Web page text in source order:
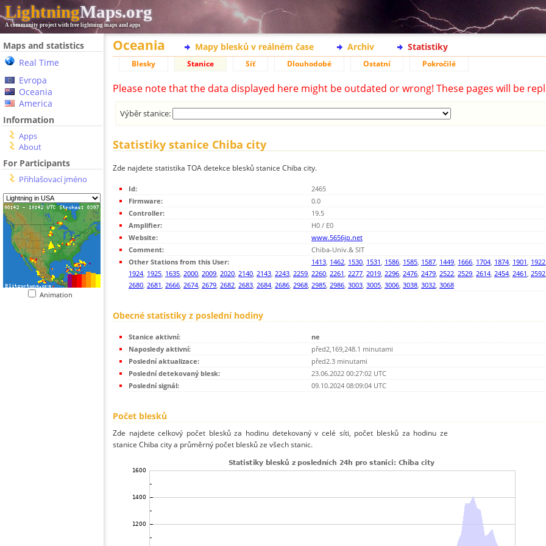
LightningMaps.org
A community project with free lightning maps and apps
Maps and statistics
Real Time
Evropa
Oceania
America
Information
Apps
About
For Participants
Přihlašovací jméno
Animation
Oceania Mapy blesků v reálném čase Archiv Statistiky
Blesky Stanice Síť Dlouhodobé Ostatní Pokročilé
Please note that the data displayed here might be outdated or wrong! These pages will be
Výběr stanice:
Statistiky stanice Chiba city
Zde najdete statistika TOA detekce blesků stanice Chiba city.
Id:
2465
Firmware:
0.0
Controller:
19.5
Amplifier:
H0 / E0
Website:
www.5656jp.net
Comment:
Chiba-Univ.& SIT
Other Stations from this User:
1413, 1462, 1530, 1531, 1586, 1585, 1587, 1449, 1666, 1704, 1874, 1901, 1922
1924, 1925, 1635, 2000, 2009, 2020, 2140, 2143, 2243, 2259, 2260, 2261, 2277, 2019, 2296, 2476, 2479, 2522, 2529, 2614, 2454, 2461, 2592
2680, 2681, 2666, 2674, 2679, 2682, 2683, 2684, 2686, 2968, 2985, 2986, 3003, 3005, 3006, 3038, 3032, 3068
Obecné statistiky z poslední hodiny
Stanice aktivní:
ne
Naposledy aktivní:
před2,169,248.1 minutami
Poslední aktualizace:
před2.3 minutami
Poslední detekovaný blesk:
23.06.2022 00:27:02 UTC
Poslední signál:
09.10.2024 08:09:04 UTC
Počet blesků
Zde najdete celkový počet blesků za hodinu detekovaný v celé síti, počet blesků za hodinu ze
stanice Chiba city a průměrný počet blesků ze všech stanic.